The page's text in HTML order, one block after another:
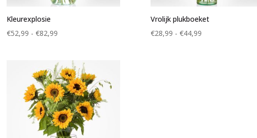
Kleurexplosie
€52,99 - €82,99Prijsklasse:
€82,99
Vrolijk plukboeket
€28,99 - €44,99Prijsklasse: